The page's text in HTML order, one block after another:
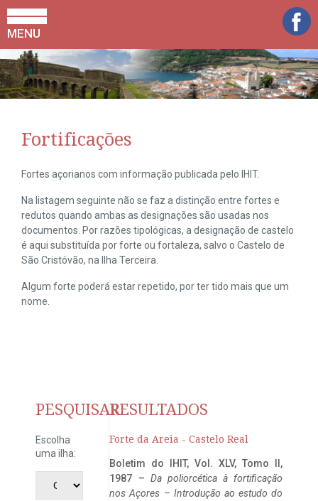
MENU
Fortificações
Fortes açorianos com informação publicada pelo IHIT.
Na listagem seguinte não se faz a distinção entre fortes e
redutos quando ambas as designações são usadas nos
documentos. Por razões tipológicas, a designação de castelo
é aqui substituída por forte ou fortaleza, salvo o Castelo de
São Cristóvão, na Ilha Terceira.
Algum forte poderá estar repetido, por ter tido mais que um
nome.
PESQUISAR
Escolha
uma ilha:
RESULTADOS
Forte da Areia - Castelo Real
Boletim do IHIT, Vol. XLV, Tomo II,
1987 – Da poliorcética à fortificação
nos Açores – Introdução ao estudo do